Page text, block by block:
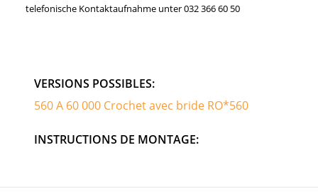
telefonische Kontaktaufnahme unter 032 366 60 50
VERSIONS POSSIBLES:
560 A 60 000 Crochet avec bride RO*560
INSTRUCTIONS DE MONTAGE: